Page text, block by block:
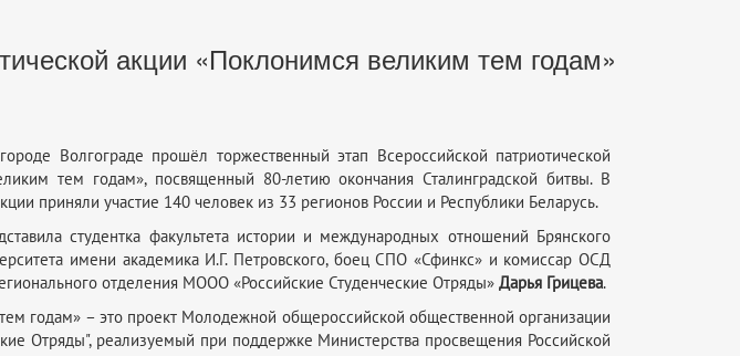
акции «Поклонимся великим тем годам»
Волгограде прошёл торжественный этап Всероссийской патриотической
тем годам», посвященный 80-летию окончания Сталинградской битвы. В
приняли участие 140 человек из 33 регионов России и Республики Беларусь.
студентка факультета истории и международных отношений Брянского
имени академика И.Г. Петровского, боец СПО «Сфинкс» и комиссар ОСД
отделения МООО «Российские Студенческие Отряды» Дарья Грицева.
годам» – это проект Молодежной общероссийской общественной организации
Отряды", реализуемый при поддержке Министерства просвещения Российской